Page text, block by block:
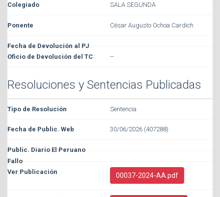
SALA SEGUNDA
César Augusto Ochoa Cardich
--
Resoluciones y Sentencias Publicadas
Sentencia
30/06/2026 (407288)
00037-2024-AA.pdf